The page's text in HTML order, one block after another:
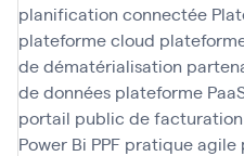
planification connectée
plateforme cloud
de dématérialisation
de données plateforme
portail public de facturation
Power Bi PPF pratique agile